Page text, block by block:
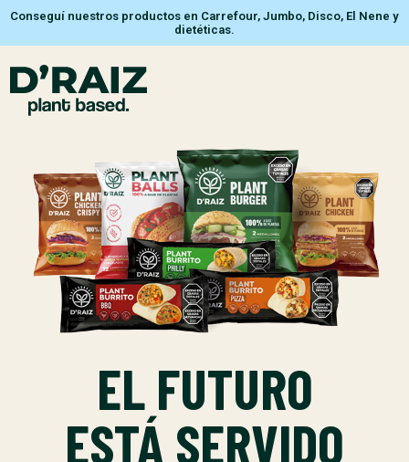
Conseguí nuestros productos en Carrefour, Jumbo, Disco, El Nene y
dietéticas.
EL FUTURO
ESTÁ SERVIDO